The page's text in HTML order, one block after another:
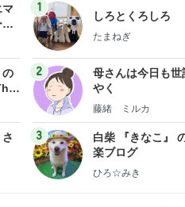
マ
の
1
しろとくろしろ
たまねぎ
2
母さんは今日も世
やく
藤緒 ミルカ
3
白柴 『きなこ』
楽ブログ
ひろ☆みき